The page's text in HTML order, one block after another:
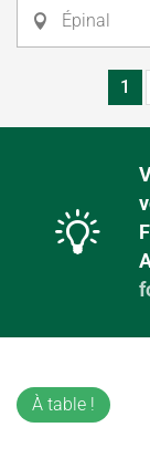
Épinal
1
À table !